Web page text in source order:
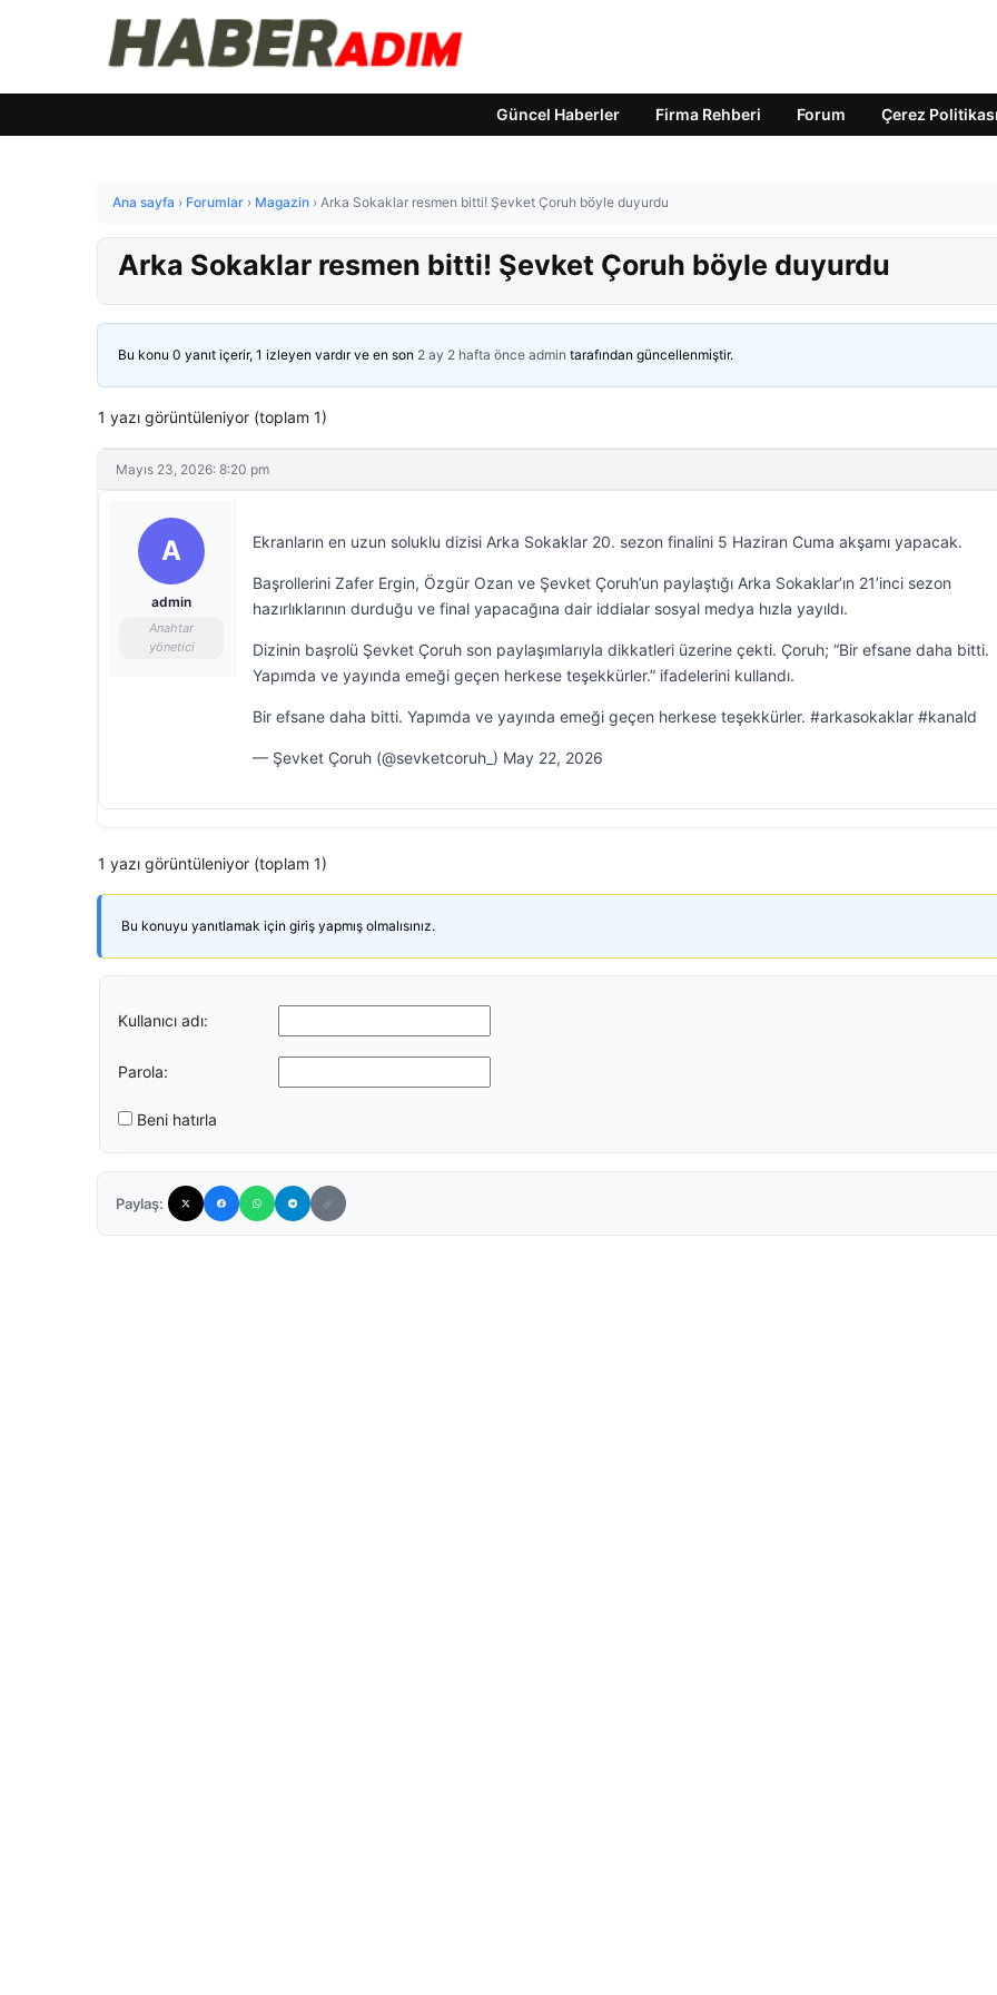
Güncel Haberler Firma Rehberi Forum Çerez Politikası
Ana sayfa › Forumlar › Magazin › Arka Sokaklar resmen bitti! Şevket Çoruh böyle duyurdu
Arka Sokaklar resmen bitti! Şevket Çoruh böyle duyurdu
Bu konu 0 yanıt içerir, 1 izleyen vardır ve en son 2 ay 2 hafta önce admin tarafından güncellenmiştir.
1 yazı görüntüleniyor (toplam 1)
Mayıs 23, 2026: 8:20 pm
A
admin
Anahtar
yönetici
Ekranların en uzun soluklu dizisi Arka Sokaklar 20. sezon finalini 5 Haziran Cuma akşamı yapacak.
Başrollerini Zafer Ergin, Özgür Ozan ve Şevket Çoruh’un paylaştığı Arka Sokaklar’ın 21’inci sezon
hazırlıklarının durduğu ve final yapacağına dair iddialar sosyal medya hızla yayıldı.
Dizinin başrolü Şevket Çoruh son paylaşımlarıyla dikkatleri üzerine çekti. Çoruh; “Bir efsane daha bitti.
Yapımda ve yayında emeği geçen herkese teşekkürler.” ifadelerini kullandı.
Bir efsane daha bitti. Yapımda ve yayında emeği geçen herkese teşekkürler. #arkasokaklar #kanald
— Şevket Çoruh (@sevketcoruh_) May 22, 2026
1 yazı görüntüleniyor (toplam 1)
Bu konuyu yanıtlamak için giriş yapmış olmalısınız.
Kullanıcı adı:
Parola:
Beni hatırla
Paylaş: